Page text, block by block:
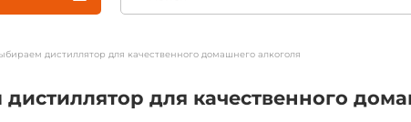
дистиллятор для качественного домашнего алкоголя
для качественного